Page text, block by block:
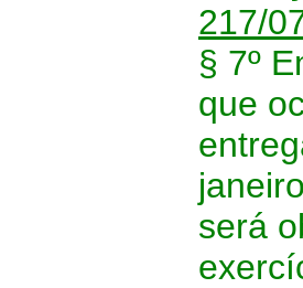
217/
§ 7º
que
será